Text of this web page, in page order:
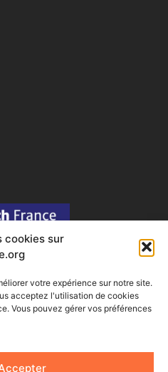
cookies sur
votre expérience sur notre site.
acceptez l'utilisation de cookies
Vous pouvez gérer vos préférences